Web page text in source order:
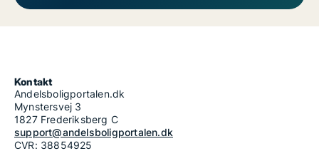
Kontakt
Andelsboligportalen.dk
Mynstersvej 3
1827 Frederiksberg C
support@andelsboligportalen.dk
CVR: 38854925